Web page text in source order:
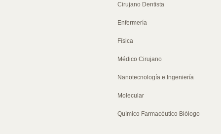
Cirujano Dentista
Enfermería
Física
Médico Cirujano
Nanotecnología e Ingeniería
Molecular
Químico Farmacéutico Biólogo